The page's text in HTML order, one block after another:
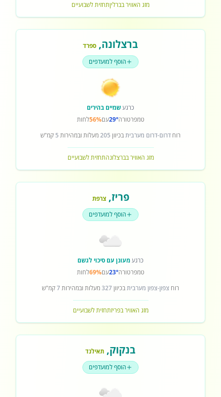
מזג האוויר בברליןתחזית לשבועיים
ברצלונה, ספרד
הוסף למועדפים
כרגעשמיים בהירים
טמפרטורה29°עם56%לחות
רוח דרום-דרום מערביתבכיוון 205מעלות ובמהירות 5 קמ"ש
מזג האוויר בברצלונהתחזית לשבועיים
פריז,צרפת
הוסף למועדפים
כרגעמעונן עם סיכוי לגשם
טמפרטורה23°עם69%לחות
רוח צפון-צפון מערביתבכיוון327מעלות ובמהירות7קמ"ש
מזג האוויר בפריזתחזית לשבועיים
בנקוק, תאילנד
הוסף למועדפים